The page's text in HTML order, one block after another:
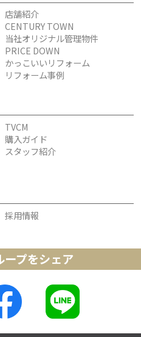
店舗紹介
CENTURY TOWN
当社オリジナル管理物件
PRICE DOWN
かっこいいリフォーム
リフォーム事例
TVCM
購入ガイド
スタッフ紹介
採用情報
ープをシェア